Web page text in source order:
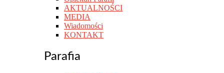
AKTUALNOŚCI
MEDIA
Wiadomości
KONTAKT
Parafia